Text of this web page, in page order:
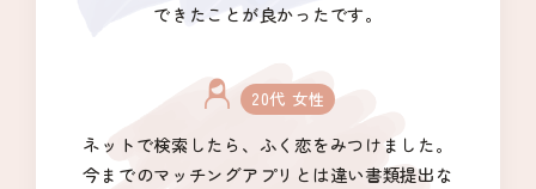
できたことが良かったです。
20代 女性
ネットで検索したら、ふく恋をみつけました。
今までのマッチングアプリとは違い書類提出な